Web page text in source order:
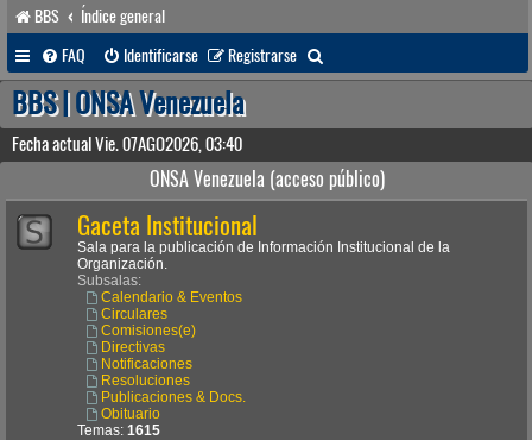
BBS
Índice general
FAQ
Identificarse Registrarse
u
a
BBS | ONSA Venezuela
Fecha actual Vie. 07AGO2026, 03:40
ONSA Venezuela (acceso público)
Gaceta Institucional
Sala para la publicación de Información Institucional de la
Organización.
Subsalas:
Calendario & Eventos
Circulares
Comisiones(e)
Directivas
Notificaciones
Resoluciones
Publicaciones & Docs.
Obituario
Temas: 1615